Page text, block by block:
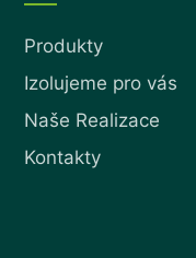
Produkty
Izolujeme pro vás
Naše Realizace
Kontakty